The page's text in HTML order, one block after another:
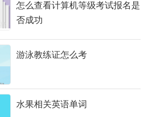
怎么查看计算机等级考试报名是
否成功
游泳教练证怎么考
水果相关英语单词